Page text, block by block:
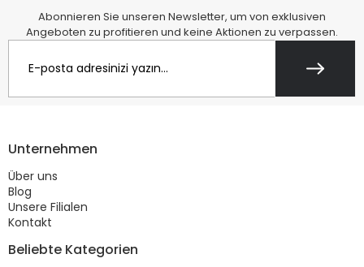
Abonnieren Sie unseren Newsletter, um von exklusiven
Angeboten zu profitieren und keine Aktionen zu verpassen.
Unternehmen
Über uns
Blog
Unsere Filialen
Kontakt
Beliebte Kategorien